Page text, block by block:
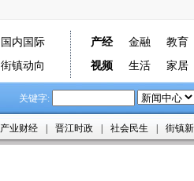
国内国际
街镇动向
产经 金融 教育
视频
生活 家居
关键字:
产业财经 晋江时政 社会民生 街镇